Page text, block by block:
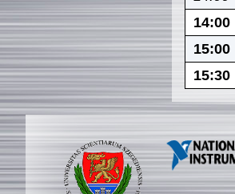
14:00
15:00
15:30